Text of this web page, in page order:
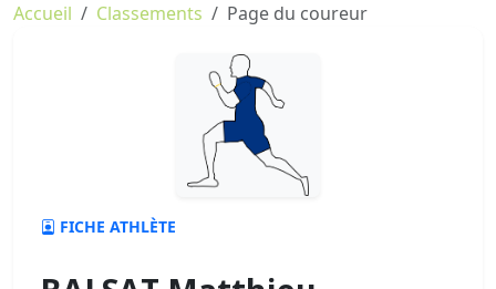
Accueil Classements Page du coureur
FICHE ATHLÈTE